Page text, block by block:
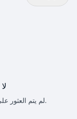
لم يتم العثور على مقالات مطابقة للبحث الذي تم تحديده.